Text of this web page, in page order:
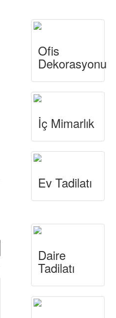
Ofis
Dekorasyonu
İç Mimarlık
Ev Tadilatı
Daire
Tadilatı